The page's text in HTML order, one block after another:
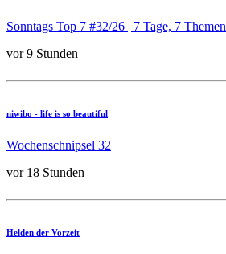
Sonntags Top 7 #32/26 | 7 Tage, 7 Themen
vor 9 Stunden
niwibo - life is so beautiful
Wochenschnipsel 32
vor 18 Stunden
Helden der Vorzeit